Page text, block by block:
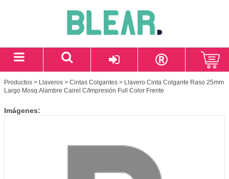
Productos > Llaveros > Cintas Colgantes > Llavero Cinta Colgante Raso 25mm
Largo Mosq.Alambre Cairel C/Impresión Full Color Frente
Imágenes: